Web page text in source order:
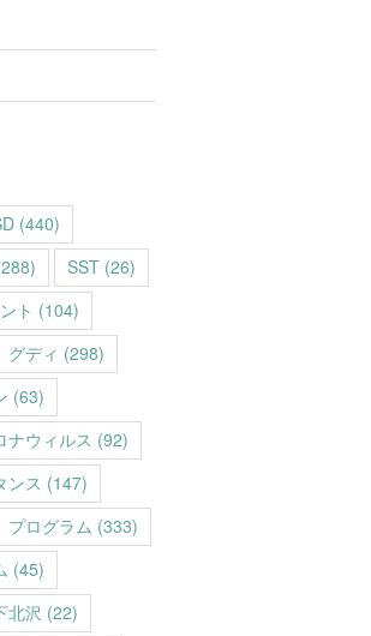
(440)
SST (26)
ト (104)
グディ (298)
(63)
ナウィルス (92)
ンス (147)
プログラム (333)
(45)
北沢 (22)